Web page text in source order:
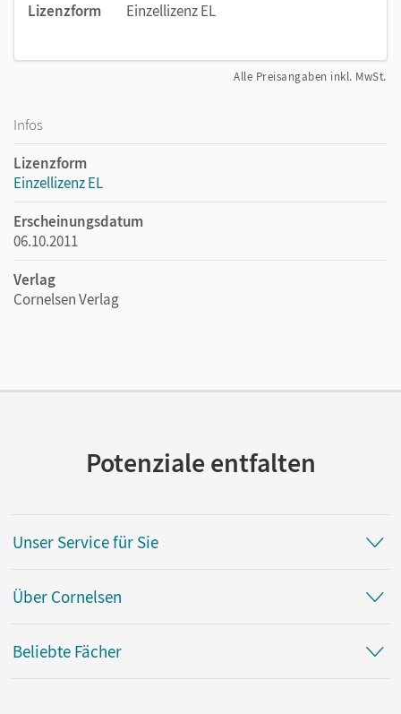
Lizenzform
Einzellizenz EL
Alle Preisangaben inkl. MwSt.
Infos
Lizenzform
Einzellizenz EL
Erscheinungsdatum
06.10.2011
Verlag
Cornelsen Verlag
Potenziale entfalten
Unser Service für Sie
Über Cornelsen
Beliebte Fächer